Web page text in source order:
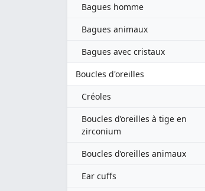
Bagues homme
Bagues animaux
Bagues avec cristaux
Boucles d'oreilles
Créoles
Boucles d’oreilles à tige en
zirconium
Boucles d’oreilles animaux
Ear cuffs